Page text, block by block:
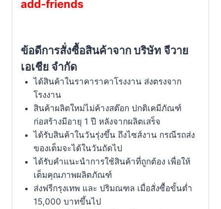
ข้อดีการสั่งซื้อสินค้าจาก บริษัท จีวาย
เอเชีย จำกัด
ได้สินค้าในราคาราคาโรงงาน ส่งตรงจาก
โรงงาน
สินค้าผลิตใหม่ไม่ค้างสต๊อก ปกติเคมีภัณฑ์
ก่อสร้างมีอายุ 1 ปี หลังจากผลิตเสร็จ
ได้รับสินค้าในวันรุ่งขึ้น ถึงไซส์งาน กรณีรถส่ง
ของเต็มจะได้ในวันถัดไป
ได้รับคำแนะนำการใช้สินค้าที่ถูกต้อง เพื่อให้
เต็มคุณภาพผลิตภัณฑ์
ส่งฟรีกรุงเทพ และ ปริมณฑล เมื่อสั่งซื้อขั้นต่ำ
15,000 บาทขึ้นไป